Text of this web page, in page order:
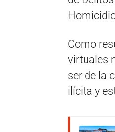
Como
virtuales
ser de la
ilícita y